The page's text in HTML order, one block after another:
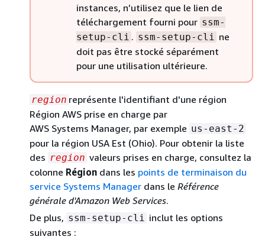
instances, n’utilisez que le lien de
téléchargement fourni pour ssm-
setup-cli . ssm-setup-cli ne
doit pas être stocké séparément
pour une utilisation ultérieure.
region représente l'identifiant d'une région
Région AWS prise en charge par
AWS Systems Manager, par exemple us-east-2
pour la région USA Est (Ohio). Pour obtenir la liste
des region valeurs prises en charge, consultez la
colonne Région dans les points de terminaison du
service Systems Manager dans le Référence
générale d'Amazon Web Services.
De plus, ssm-setup-cli inclut les options
suivantes :